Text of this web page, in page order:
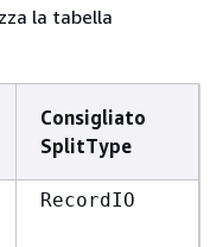
la tabella
Consigliato
SplitType
RecordIO